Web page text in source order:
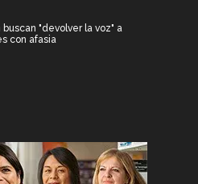
"devolver la voz" a
con afasia